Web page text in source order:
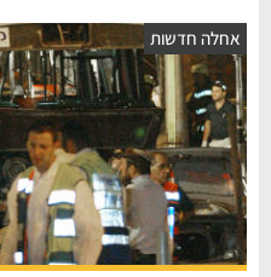
אחלה חדשות